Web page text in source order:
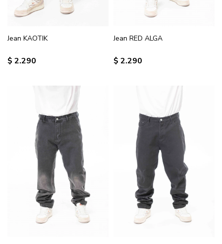
Jean KAOTIK
$ 2.290
Jean RED ALGA
$ 2.290